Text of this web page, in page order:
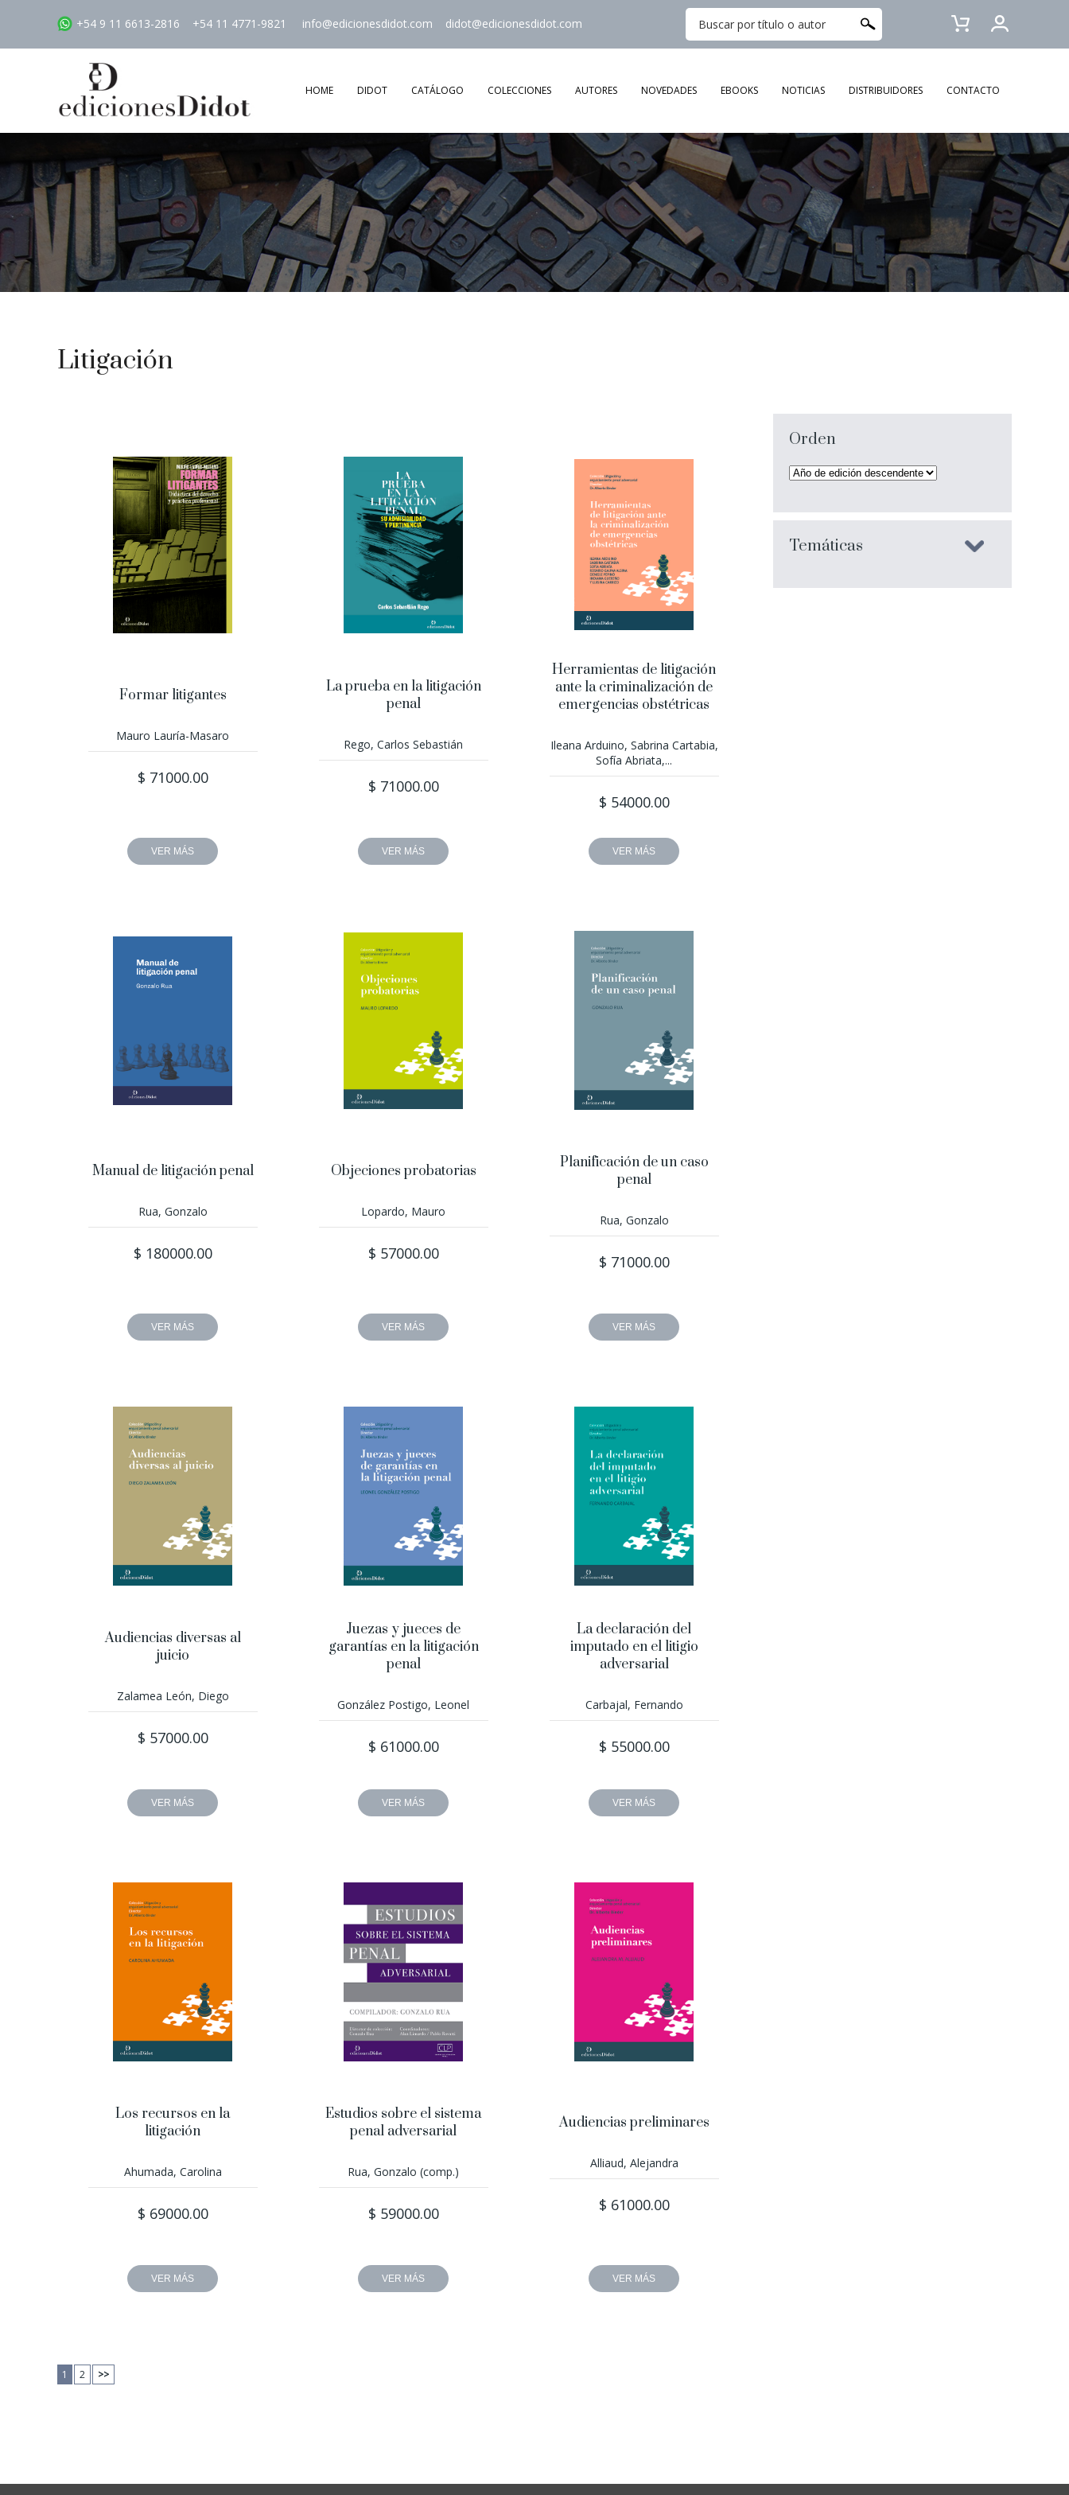
+54 9 11 6613-2816 +54 11 4771-9821 info@edicionesdidot.com didot@edicionesdidot.com
HOME DIDOT CATÁLOGO COLECCIONES AUTORES NOVEDADES EBOOKS NOTICIAS DISTRIBUIDORES CONTACTO
Litigación
Formar litigantes
Mauro Lauría-Masaro
$ 71000.00
VER MÁS
La prueba en la litigación
penal
Rego, Carlos Sebastián
$ 71000.00
VER MÁS
Herramientas de litigación
ante la criminalización de
emergencias obstétricas
Ileana Arduino, Sabrina Cartabia,
Sofía Abriata,...
$ 54000.00
VER MÁS
Manual de litigación penal
Rua, Gonzalo
$ 180000.00
VER MÁS
Objeciones probatorias
Lopardo, Mauro
$ 57000.00
VER MÁS
Planificación de un caso
penal
Rua, Gonzalo
$ 71000.00
VER MÁS
Audiencias diversas al
juicio
Zalamea León, Diego
$ 57000.00
VER MÁS
Juezas y jueces de
garantías en la litigación
penal
González Postigo, Leonel
$ 61000.00
VER MÁS
La declaración del
imputado en el litigio
adversarial
Carbajal, Fernando
$ 55000.00
VER MÁS
Los recursos en la
litigación
Ahumada, Carolina
$ 69000.00
VER MÁS
Estudios sobre el sistema
penal adversarial
Rua, Gonzalo (comp.)
$ 59000.00
VER MÁS
Audiencias preliminares
Alliaud, Alejandra
$ 61000.00
VER MÁS
1 2 >>
Orden
Temáticas